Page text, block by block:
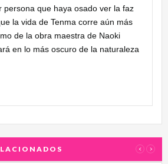
persona que haya osado ver la faz
la vida de Tenma corre aún más
de la obra maestra de Naoki
en lo más oscuro de la naturaleza
‹ ›